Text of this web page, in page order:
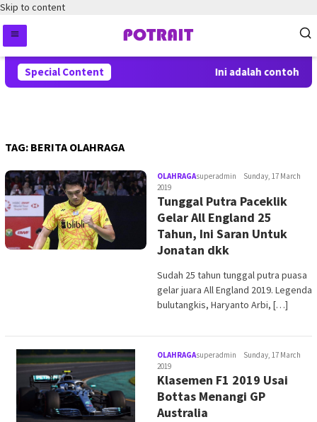
Skip to content
Special Content Ini adalah contoh
TAG: BERITA OLAHRAGA
OLAHRAGAsuperadmin
Sunday, 17 March
2019
Tunggal Putra Paceklik
Gelar All England 25
Tahun, Ini Saran Untuk
Jonatan dkk
Sudah 25 tahun tunggal putra puasa
gelar juara All England 2019. Legenda
bulutangkis, Haryanto Arbi, […]
OLAHRAGAsuperadmin
Sunday, 17 March
2019
Klasemen F1 2019 Usai
Bottas Menangi GP
Australia